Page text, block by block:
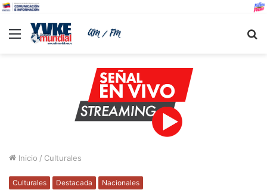
Menu
Inicio / Culturales
Culturales Destacada Nacionales